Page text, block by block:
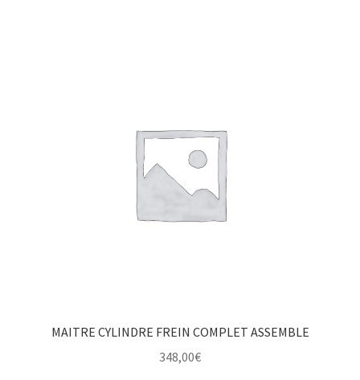
MAITRE CYLINDRE FREIN COMPLET ASSEMBLE
348,00€